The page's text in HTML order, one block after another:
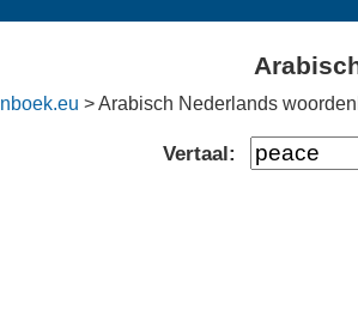
> Arabisch Nederlands
Vertaal: